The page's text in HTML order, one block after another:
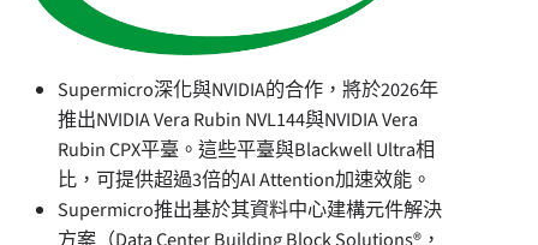
Supermicro深化與NVIDIA的合作，將於2026年
推出NVIDIA Vera Rubin NVL144與NVIDIA Vera
Rubin CPX平臺。這些平臺與Blackwell Ultra相
比，可提供超過3倍的AI Attention加速效能。
Supermicro推出基於其資料中心建構元件解決
方案（Data Center Building Block Solutions®，